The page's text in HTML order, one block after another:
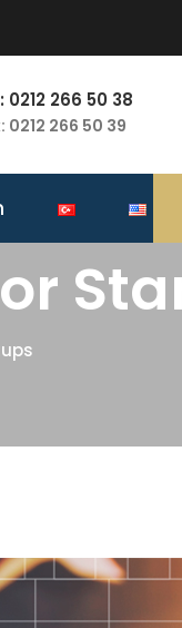
0212 266 50 38
0212 266 50 39